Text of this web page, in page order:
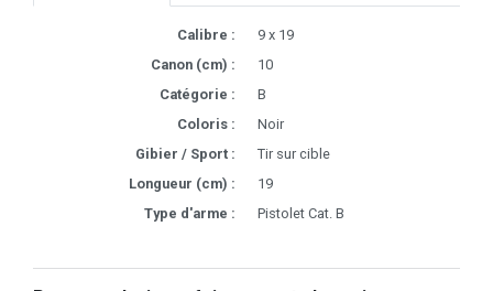
Calibre :
9 x 19
Canon (cm) :
10
Catégorie :
B
Coloris :
Noir
Gibier / Sport :
Tir sur cible
Longueur (cm) :
19
Type d'arme :
Pistolet Cat. B